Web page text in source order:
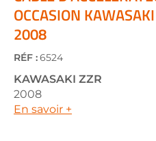
beginning
of
the
images
gallery
OCCASION
2008
RÉF :6524
KAWASAKI ZZR
2008
En savoir +